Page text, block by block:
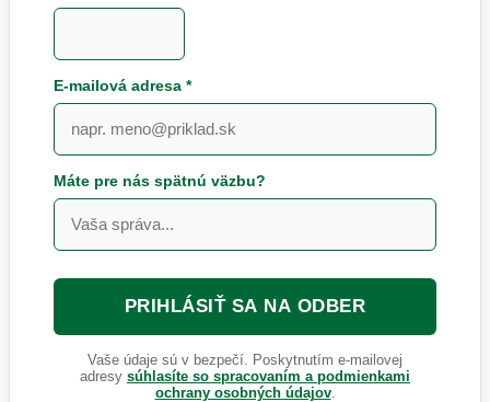
E-mailová adresa *
Máte pre nás spätnú väzbu?
Vaše údaje sú v bezpečí. Poskytnutím e-mailovej
adresy súhlasíte so spracovaním a podmienkami
ochrany osobných údajov.